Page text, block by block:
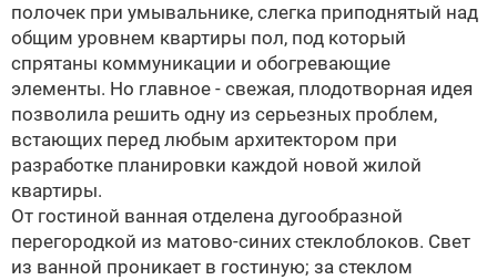
полочек при умывальнике, слегка приподнятый над
общим уровнем квартиры пол, под который
спрятаны коммуникации и обогревающие
элементы. Но главное - свежая, плодотворная идея
позволила решить одну из серьезных проблем,
встающих перед любым архитектором при
разработке планировки каждой новой жилой
квартиры.
От гостиной ванная отделена дугообразной
перегородкой из матово-синих стеклоблоков. Свет
из ванной проникает в гостиную; за стеклом